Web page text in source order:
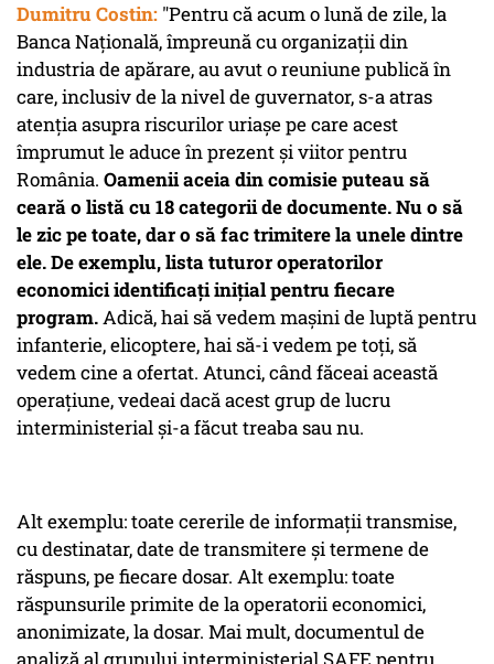
Dumitru Costin: "Pentru că acum o lună de zile, la
Banca Națională, împreună cu organizații din
industria de apărare, au avut o reuniune publică în
care, inclusiv de la nivel de guvernator, s-a atras
atenția asupra riscurilor uriașe pe care acest
împrumut le aduce în prezent și viitor pentru
România. Oamenii aceia din comisie puteau să
ceară o listă cu 18 categorii de documente. Nu o să
le zic pe toate, dar o să fac trimitere la unele dintre
ele. De exemplu, lista tuturor operatorilor
economici identificați inițial pentru fiecare
program.Adică, hai să vedem mașini de luptă pentru
infanterie, elicoptere, hai să-i vedem pe toți, să
vedem cine a ofertat. Atunci, când făceai această
operațiune, vedeai dacă acest grup de lucru
interministerial și-a făcut treaba sau nu.
Alt exemplu: toate cererile de informații transmise,
cu destinatar, date de transmitere și termene de
răspuns, pe fiecare dosar. Alt exemplu: toate
răspunsurile primite de la operatorii economici,
anonimizate, la dosar. Mai mult, documentul de